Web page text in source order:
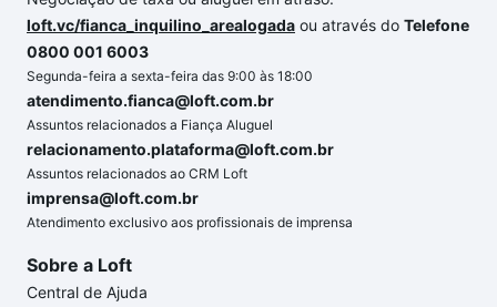
loft.vc/fianca_inquilino_arealogada ou através do Telefone
0800 001 6003
Segunda-feira a sexta-feira das 9:00 às 18:00
atendimento.fianca@loft.com.br
Assuntos relacionados a Fiança Aluguel
relacionamento.plataforma@loft.com.br
Assuntos relacionados ao CRM Loft
imprensa@loft.com.br
Atendimento exclusivo aos profissionais de imprensa
Sobre a Loft
Central de Ajuda